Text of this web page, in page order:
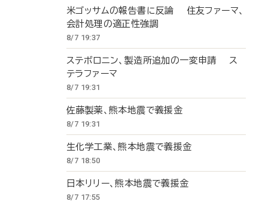
米ゴッサムの報告書に反論 住友ファーマ、
会計処理の適正性強調
8/7 19:37
ステボロニン、製造所追加の一変申請 ス
テラファーマ
8/7 19:31
佐藤製薬、熊本地震で義援金
8/7 19:31
生化学工業、熊本地震で義援金
8/7 18:50
日本リリー、熊本地震で義援金
8/7 17:55